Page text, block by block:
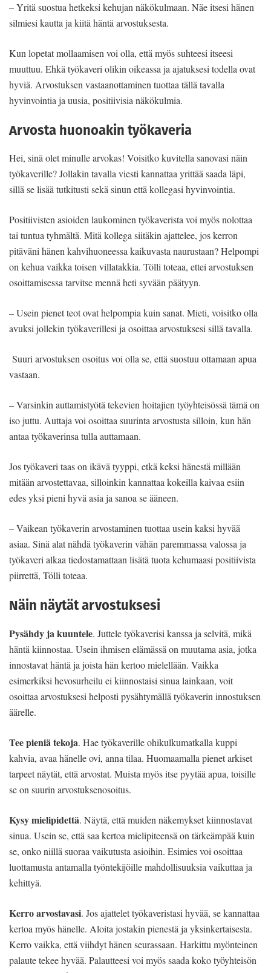
– Yritä suostua hetkeksi kehujan näkökulmaan. Näe itsesi hänen
silmiesi kautta ja kiitä häntä arvostuksesta.
Kun lopetat mollaamisen voi olla, että myös suhteesi itseesi
muuttuu. Ehkä työkaveri olikin oikeassa ja ajatuksesi todella ovat
hyviä. Arvostuksen vastaanottaminen tuottaa tällä tavalla
hyvinvointia ja uusia, positiivisia näkökulmia.
Arvosta huonoakin työkaveria
Hei, sinä olet minulle arvokas! Voisitko kuvitella sanovasi näin
työkaverille? Jollakin tavalla viesti kannattaa yrittää saada läpi,
sillä se lisää tutkitusti sekä sinun että kollegasi hyvinvointia.
Positiivisten asioiden laukominen työkaverista voi myös nolottaa
tai tuntua tyhmältä. Mitä kollega siitäkin ajattelee, jos kerron
pitäväni hänen kahvihuoneessa kaikuvasta naurustaan? Helpompi
on kehua vaikka toisen villatakkia. Tölli toteaa, ettei arvostuksen
osoittamisessa tarvitse mennä heti syvään päätyyn.
– Usein pienet teot ovat helpompia kuin sanat. Mieti, voisitko olla
avuksi jollekin työkaverillesi ja osoittaa arvostuksesi sillä tavalla.
Suuri arvostuksen osoitus voi olla se, että suostuu ottamaan apua
vastaan.
– Varsinkin auttamistyötä tekevien hoitajien työyhteisössä tämä on
iso juttu. Auttaja voi osoittaa suurinta arvostusta silloin, kun hän
antaa työkaverinsa tulla auttamaan.
Jos työkaveri taas on ikävä tyyppi, etkä keksi hänestä millään
mitään arvostettavaa, silloinkin kannattaa kokeilla kaivaa esiin
edes yksi pieni hyvä asia ja sanoa se ääneen.
– Vaikean työkaverin arvostaminen tuottaa usein kaksi hyvää
asiaa. Sinä alat nähdä työkaverin vähän paremmassa valossa ja
työkaveri alkaa tiedostamattaan lisätä tuota kehumaasi positiivista
piirrettä, Tölli toteaa.
Näin näytät arvostuksesi
Pysähdy ja kuuntele. Juttele työkaverisi kanssa ja selvitä, mikä
häntä kiinnostaa. Usein ihmisen elämässä on muutama asia, jotka
innostavat häntä ja joista hän kertoo mielellään. Vaikka
esimerkiksi hevosurheilu ei kiinnostaisi sinua lainkaan, voit
osoittaa arvostuksesi helposti pysähtymällä työkaverin innostuksen
äärelle.
Tee pieniä tekoja. Hae työkaverille ohikulkumatkalla kuppi
kahvia, avaa hänelle ovi, anna tilaa. Huomaamalla pienet arkiset
tarpeet näytät, että arvostat. Muista myös itse pyytää apua, toisille
se on suurin arvostuksenosoitus.
Kysy mielipidettä. Näytä, että muiden näkemykset kiinnostavat
sinua. Usein se, että saa kertoa mielipiteensä on tärkeämpää kuin
se, onko niillä suoraa vaikutusta asioihin. Esimies voi osoittaa
luottamusta antamalla työntekijöille mahdollisuuksia vaikuttaa ja
kehittyä.
Kerro arvostavasi. Jos ajattelet työkaveristasi hyvää, se kannattaa
kertoa myös hänelle. Aloita jostakin pienestä ja yksinkertaisesta.
Kerro vaikka, että viihdyt hänen seurassaan. Harkittu myönteinen
palaute tekee hyvää. Palautteesi voi myös saada koko työyhteisön